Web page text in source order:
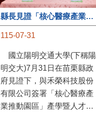
115-07-31
國立陽明交通大學(下稱陽
明交大)7月31日在苗栗縣政
府見證下，與禾榮科技股份
有限公司簽署「核心醫療產
業推動園區」產學暨人才培